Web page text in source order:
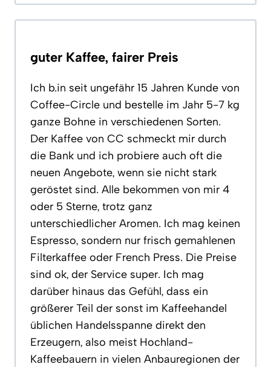
guter Kaffee, fairer Preis
Ich b.in seit ungefähr 15 Jahren Kunde von
Coffee-Circle und bestelle im Jahr 5-7 kg
ganze Bohne in verschiedenen Sorten.
Der Kaffee von CC schmeckt mir durch
die Bank und ich probiere auch oft die
neuen Angebote, wenn sie nicht stark
geröstet sind. Alle bekommen von mir 4
oder 5 Sterne, trotz ganz
unterschiedlicher Aromen. Ich mag keinen
Espresso, sondern nur frisch gemahlenen
Filterkaffee oder French Press. Die Preise
sind ok, der Service super. Ich mag
darüber hinaus das Gefühl, dass ein
größerer Teil der sonst im Kaffeehandel
üblichen Handelsspanne direkt den
Erzeugern, also meist Hochland-
Kaffeebauern in vielen Anbauregionen der